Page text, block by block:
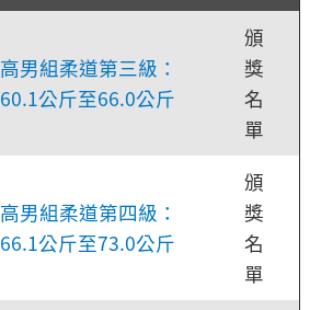
高男組柔道第三級：
60.1公斤至66.0公斤
頒
獎
名
單
高男組柔道第四級：
66.1公斤至73.0公斤
頒
獎
名
單